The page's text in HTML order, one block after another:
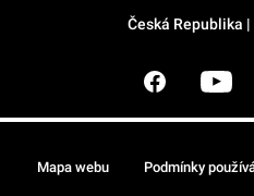
Česká Republika
Mapa webu Podmínky